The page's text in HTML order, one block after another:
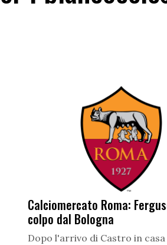
Calciomercato Roma:
colpo dal Bologna
Dopo l'arrivo di Castro in casa